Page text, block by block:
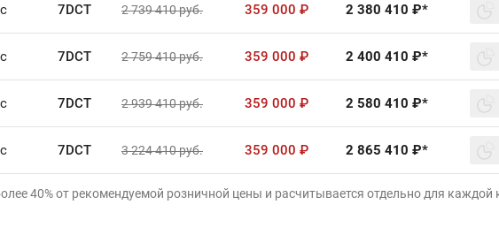
7DCT 2 739 410руб. 359 000 ₽ 2 380 410 ₽*
7DCT 2 759 410руб. 359 000 ₽ 2 400 410 ₽*
7DCT 2 939 410руб. 359 000 ₽ 2 580 410 ₽*
7DCT 3 224 410руб. 359 000 ₽ 2 865 410 ₽*
40% от рекомендуемой розничной цены и расчитывается отдельно для каждой